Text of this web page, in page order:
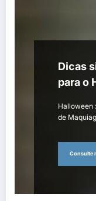
Dicas
para o
Halloween
de
Consulte